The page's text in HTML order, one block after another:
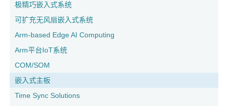
极精巧嵌入式系统
可扩充无风扇嵌入式系统
Arm-based Edge AI Computing
Arm平台IoT系统
COM/SOM
嵌入式主板
Time Sync Solutions